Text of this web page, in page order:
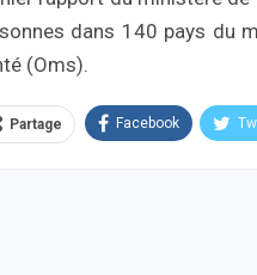
dans 140 pays du
(Oms).
Partage Facebook